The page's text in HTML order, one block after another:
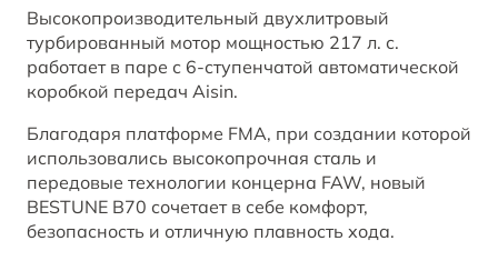
Высокопроизводительный двухлитровый
турбированный мотор мощностью 217 л. с.
работает в паре с 6-ступенчатой автоматической
коробкой передач Aisin.
Благодаря платформе FMA, при создании которой
использовались высокопрочная сталь и
передовые технологии концерна FAW, новый
BESTUNE B70 сочетает в себе комфорт,
безопасность и отличную плавность хода.